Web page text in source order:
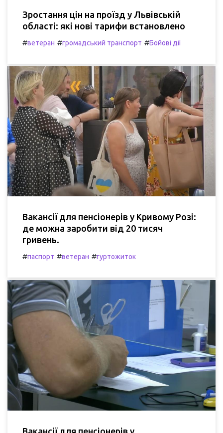
Зростання цін на проїзд у Львівській
області: які нові тарифи встановлено
#ветеран #громадський транспорт #Бойові дії
Вакансії для пенсіонерів у Кривому Розі:
де можна заробити від 20 тисяч
гривень.
#паспорт #ветеран #гуртожиток
Вакансії для пенсіонерів у